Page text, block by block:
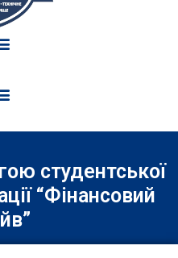
студентської
“Фінансовий